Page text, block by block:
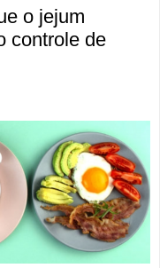
o jejum
controle de